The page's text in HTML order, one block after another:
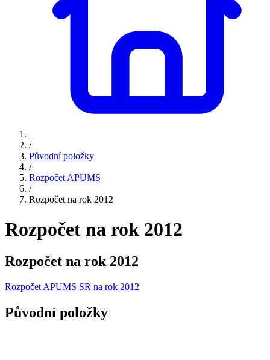
/
Původní položky
/
Rozpočet APUMS
/
Rozpočet na rok 2012
Rozpočet na rok 2012
Rozpočet na rok 2012
Rozpočet APUMS SR na rok 2012
Původní položky